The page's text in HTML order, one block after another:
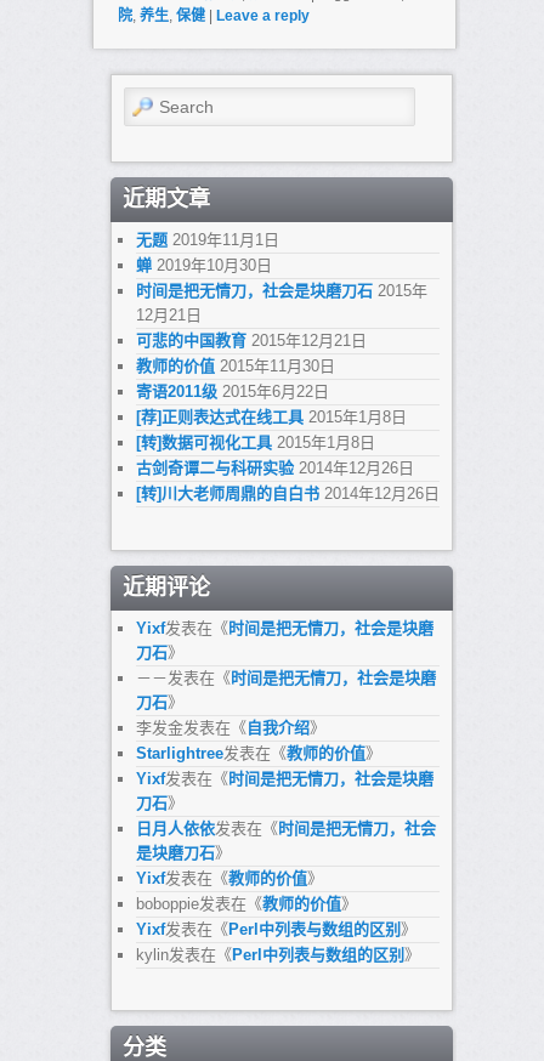
院, 养生, 保健 | Leave a reply
Search
近期文章
无题 2019年11月1日
蝉 2019年10月30日
时间是把无情刀，社会是块磨刀石 2015年
12月21日
可悲的中国教育 2015年12月21日
教师的价值 2015年11月30日
寄语2011级 2015年6月22日
[荐]正则表达式在线工具 2015年1月8日
[转]数据可视化工具 2015年1月8日
古剑奇谭二与科研实验 2014年12月26日
[转]川大老师周鼎的自白书 2014年12月26日
近期评论
Yixf发表在《时间是把无情刀，社会是块磨
刀石》
－－发表在《时间是把无情刀，社会是块磨
刀石》
李发金发表在《自我介绍》
Starlightree发表在《教师的价值》
Yixf发表在《时间是把无情刀，社会是块磨
刀石》
日月人依依发表在《时间是把无情刀，社会
是块磨刀石》
Yixf发表在《教师的价值》
boboppie发表在《教师的价值》
Yixf发表在《Perl中列表与数组的区别 》
kylin发表在《Perl中列表与数组的区别 》
分类